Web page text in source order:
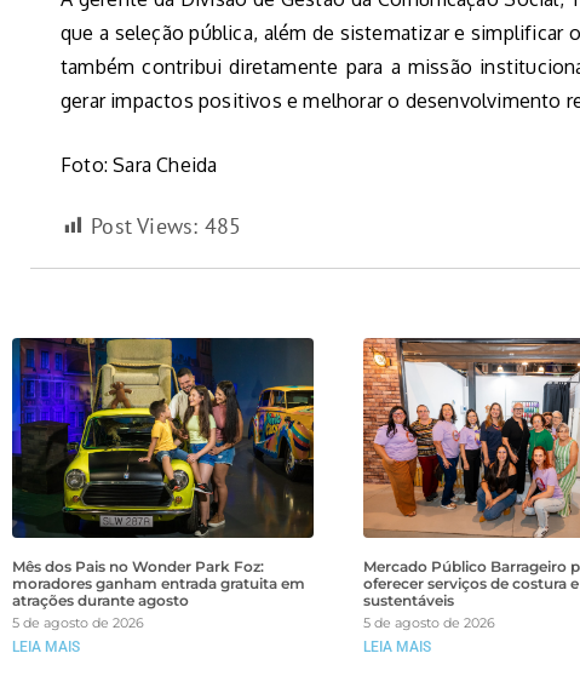
que a seleção pública, além de sistematizar e simplificar
também contribui diretamente para a missão
gerar impactos positivos e melhorar o desenvolvimento
Foto: Sara Cheida
Post Views: 485
Mês dos Pais no Wonder Park Foz:
moradores ganham entrada gratuita em
atrações durante agosto
5 de agosto de 2026
LEIA MAIS
Mercado Público Barrageiro
oferecer serviços de costura
sustentáveis
5 de agosto de 2026
LEIA MAIS